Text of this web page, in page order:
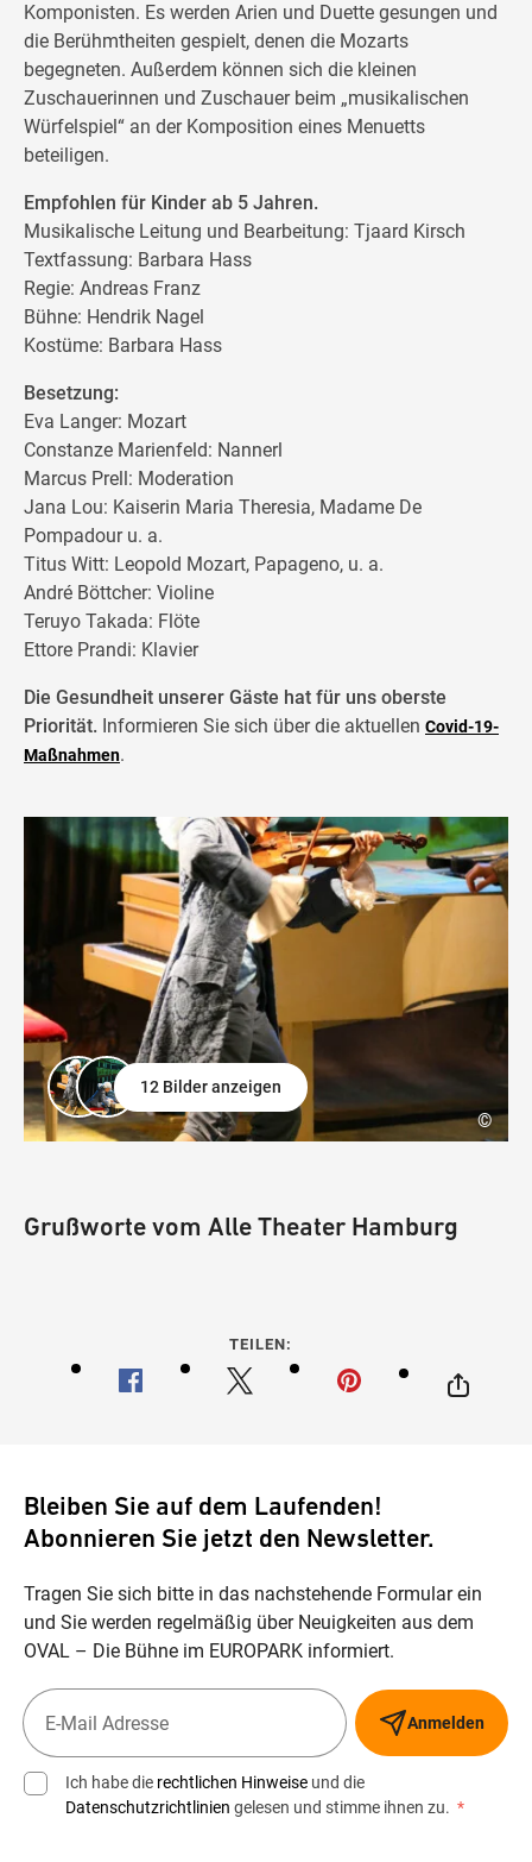
Komponisten. Es werden Arien und Duette gesungen und
die Berühmtheiten gespielt, denen die Mozarts
begegneten. Außerdem können sich die kleinen
Zuschauerinnen und Zuschauer beim „musikalischen
Würfelspiel“ an der Komposition eines Menuetts
beteiligen.
Empfohlen für Kinder ab 5 Jahren.
Musikalische Leitung und Bearbeitung: Tjaard Kirsch
Textfassung: Barbara Hass
Regie: Andreas Franz
Bühne: Hendrik Nagel
Kostüme: Barbara Hass
Besetzung:
Eva Langer: Mozart
Constanze Marienfeld: Nannerl
Marcus Prell: Moderation
Jana Lou: Kaiserin Maria Theresia, Madame De
Pompadour u. a.
Titus Witt: Leopold Mozart, Papageno, u. a.
André Böttcher: Violine
Teruyo Takada: Flöte
Ettore Prandi: Klavier
Die Gesundheit unserer Gäste hat für uns oberste
Priorität. Informieren Sie sich über die aktuellen Covid-19-
Maßnahmen.
©
12 Bilder anzeigen
Grußworte vom Alle Theater Hamburg
TEILEN:
Bleiben Sie auf dem Laufenden!
Abonnieren Sie jetzt den Newsletter.
Tragen Sie sich bitte in das nachstehende Formular ein
und Sie werden regelmäßig über Neuigkeiten aus dem
OVAL – Die Bühne im EUROPARK informiert.
Anmelden
Ich habe die rechtlichen Hinweise und die
Datenschutzrichtlinien gelesen und stimme ihnen zu. *